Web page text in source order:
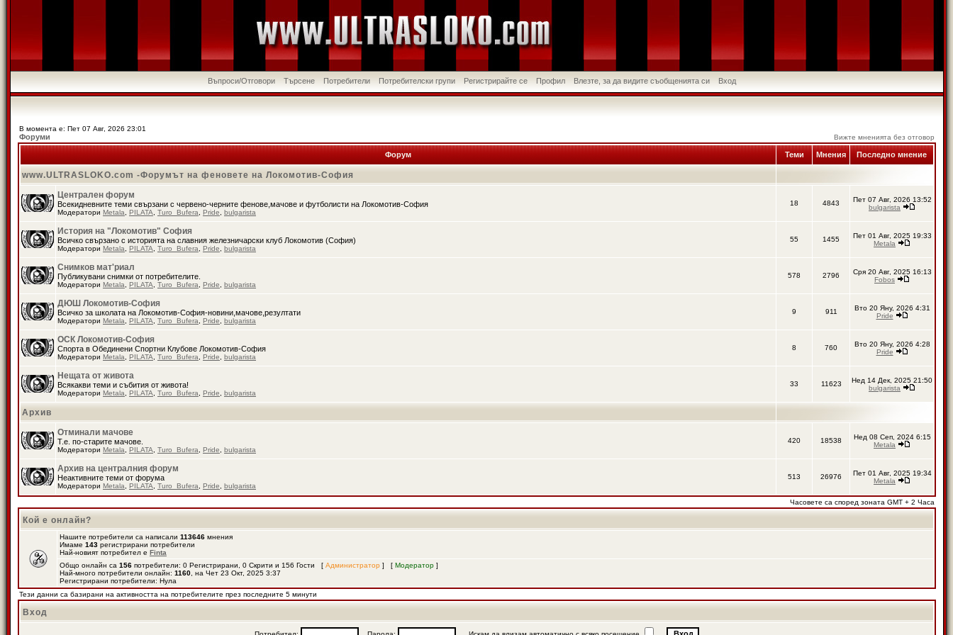
Въпроси/Отговори Търсене Потребители Потребителски групи Регистрирайте се Профил Влезте, за да видите съобщенията си Вход
В момента е: Пет 07 Авг, 2026 23:01
Форуми Вижте мненията без отговор
Форум Теми Мнения Последно мнение
www.ULTRASLOKO.com -Форумът на феновете на Локомотив-София
Централен форум
Всекидневните теми свързани с червено-черните фенове,мачове и футболисти на Локомотив-София
Модератори Metala PILATA Turo_Bufera Pride bulgarista
18 4843
Пет 07 Авг, 2026 13:52
bulgarista
История на "Локомотив" София
Всичко свързано с историята на славния железничарски клуб Локомотив (София)
Модератори Metala PILATA Turo_Bufera Pride bulgarista
55 1455
Пет 01 Авг, 2025 19:33
Metala
Снимков мат'риал
Публикувани снимки от потребителите.
Модератори Metala PILATA Turo_Bufera Pride bulgarista
578 2796
Сря 20 Авг, 2025 16:13
Fobos
ДЮШ Локомотив-София
Всичко за школата на Локомотив-София-новини,мачове,резултати
Модератори Metala PILATA Turo_Bufera Pride bulgarista
9 911
Вто 20 Яну, 2026 4:31
Pride
ОСК Локомотив-София
Спорта в Обединени Спортни Клубове Локомотив-София
Модератори Metala PILATA Turo_Bufera Pride bulgarista
8 760
Вто 20 Яну, 2026 4:28
Pride
Нещата от живота
Всякакви теми и събития от живота!
Модератори Metala PILATA Turo_Bufera Pride bulgarista
33 11623
Нед 14 Дек, 2025 21:50
bulgarista
Архив
Отминали мачове
Т.е. по-старите мачове.
Модератори Metala PILATA Turo_Bufera Pride bulgarista
420 18538
Нед 08 Сеп, 2024 6:15
Metala
Архив на централния форум
Неактивните теми от форума
Модератори Metala PILATA Turo_Bufera Pride bulgarista
513 26976
Пет 01 Авг, 2025 19:34
Metala
Часовете са според зоната GMT + 2 Часа
Кой е онлайн?
Нашите потребители са написали 113646 мнения
Имаме 143 регистрирани потребители
Най-новият потребител е Finta
Общо онлайн са 156 потребители: 0 Регистрирани, 0 Скрити и 156 Гости [ Администратор ] [ Модератор ]
Най-много потребители онлайн: 1160 , на Чет 23 Окт, 2025 3:37
Регистрирани потребители: Нула
Тези данни са базирани на активността на потребителите през последните 5 минути
Вход